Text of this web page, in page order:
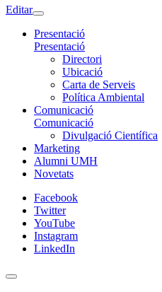
Editar
Presentació
Presentació
Directori
Ubicació
Carta de Serveis
Política Ambiental
Comunicació
Comunicació
Divulgació Científica
Marketing
Alumni UMH
Novetats
Facebook
Twitter
YouTube
Instagram
LinkedIn